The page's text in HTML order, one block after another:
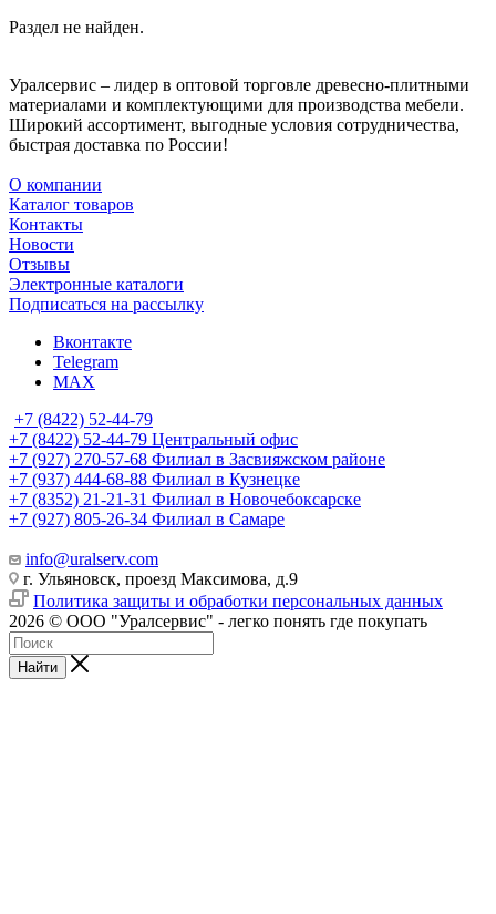
Раздел не найден.
Уралсервис – лидер в оптовой торговле древесно-плитными
материалами и комплектующими для производства мебели.
Широкий ассортимент, выгодные условия сотрудничества,
быстрая доставка по России!
О компании
Каталог товаров
Контакты
Новости
Отзывы
Электронные каталоги
Подписаться на рассылку
Вконтакте
Telegram
MAX
+7 (8422) 52-44-79
+7 (8422) 52-44-79 Центральный офис
+7 (927) 270-57-68 Филиал в Засвияжском районе
+7 (937) 444-68-88 Филиал в Кузнецке
+7 (8352) 21-21-31 Филиал в Новочебоксарске
+7 (927) 805-26-34 Филиал в Самаре
info@uralserv.com
г. Ульяновск, проезд Максимова, д.9
Политика защиты и обработки персональных данных
2026 © ООО "Уралсервис" - легко понять где покупать
Найти